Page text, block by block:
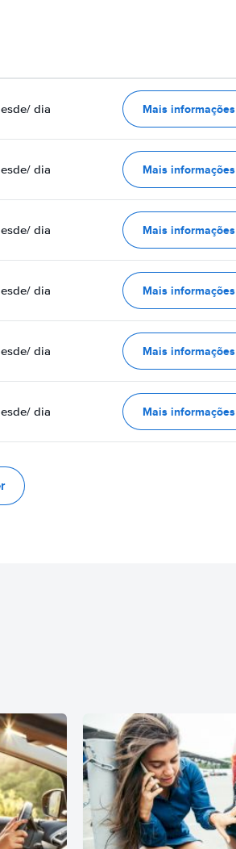
/ dia Mais informações
/ dia Mais informações
/ dia Mais informações
/ dia Mais informações
/ dia Mais informações
/ dia Mais informações